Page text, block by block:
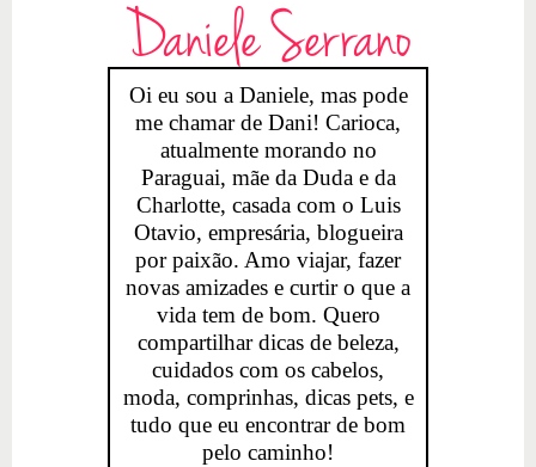
Daniele Serrano
Oi eu sou a Daniele, mas pode
me chamar de Dani! Carioca,
atualmente morando no
Paraguai, mãe da Duda e da
Charlotte, casada com o Luis
Otavio, empresária, blogueira
por paixão. Amo viajar, fazer
novas amizades e curtir o que a
vida tem de bom. Quero
compartilhar dicas de beleza,
cuidados com os cabelos,
moda, comprinhas, dicas pets, e
tudo que eu encontrar de bom
pelo caminho!